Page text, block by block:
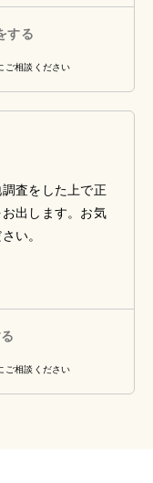
する
ご相談ください
査をした上で正
出します。お気
い。
ご相談ください